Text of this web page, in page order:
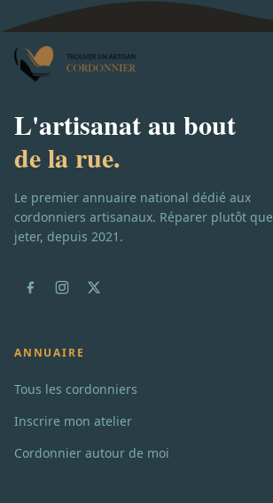
L'artisanat au bout
de la rue.
Le premier annuaire national dédié aux
cordonniers artisanaux. Réparer plutôt que
jeter, depuis 2021.
ANNUAIRE
Tous les cordonniers
Inscrire mon atelier
Cordonnier autour de moi